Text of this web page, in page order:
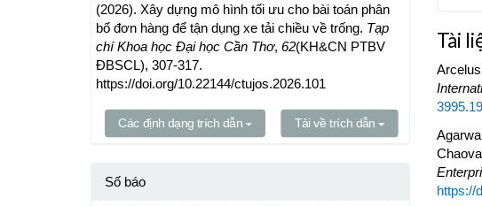
(2026). Xây dựng mô hình tối ưu cho bài toán phân
bổ đơn hàng để tận dụng xe tải chiều về trống. Tạp
chí Khoa học Đại học Cần Thơ, 62(KH&CN PTBV
ĐBSCL), 307-317.
https://doi.org/10.22144/ctujos.2026.101
Các định dạng trích dẫn Tải về trích dẫn
Số báo
Tài
https://